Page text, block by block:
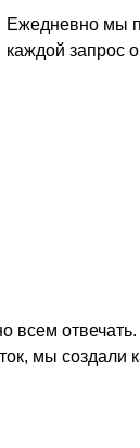
сам"
Ежедневно мы
каждой запрос
мы создали